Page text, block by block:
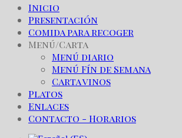
Inicio
Presentación
Comida para recoger
Menú/Carta
Menú diario
Menú Fín de Semana
Carta vinos
Platos
Enlaces
Contacto - Horarios